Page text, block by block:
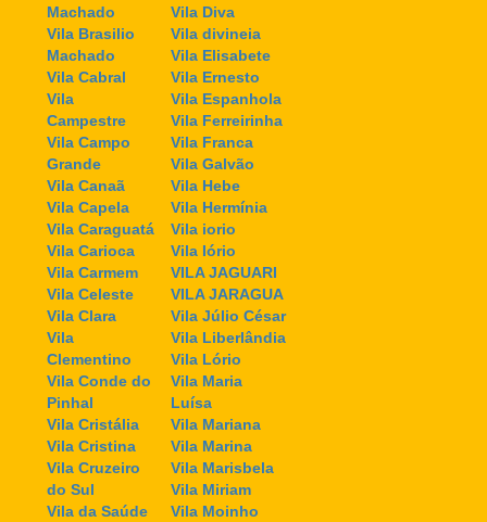
Machado
Vila Brasilio
Machado
Vila Cabral
Vila
Campestre
Vila Campo
Grande
Vila Canaã
Vila Capela
Vila Caraguatá
Vila Carioca
Vila Carmem
Vila Celeste
Vila Clara
Vila
Clementino
Vila Conde do
Pinhal
Vila Cristália
Vila Cristina
Vila Cruzeiro
do Sul
Vila da Saúde
Vila Diva
Vila divineia
Vila Elisabete
Vila Ernesto
Vila Espanhola
Vila Ferreirinha
Vila Franca
Vila Galvão
Vila Hebe
Vila Hermínia
Vila iorio
Vila Iório
VILA JAGUARI
VILA JARAGUA
Vila Júlio César
Vila Liberlândia
Vila Lório
Vila Maria
Luísa
Vila Mariana
Vila Marina
Vila Marisbela
Vila Miriam
Vila Moinho